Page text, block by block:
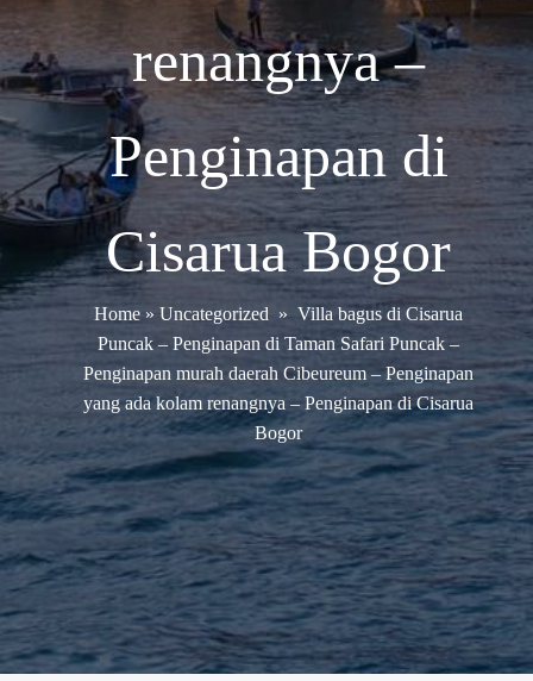
renangnya –
Penginapan di
Cisarua Bogor
Home » Uncategorized » Villa bagus di Cisarua
Puncak – Penginapan di Taman Safari Puncak –
Penginapan murah daerah Cibeureum – Penginapan
yang ada kolam renangnya – Penginapan di Cisarua
Bogor